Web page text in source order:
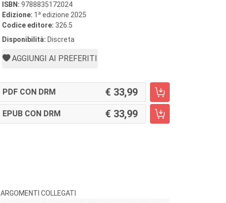
ISBN: 9788835172024
Edizione: 1 a edizione 2025
Codice editore: 326.5
Disponibilità: Discreta
AGGIUNGI AI PREFERITI
PDF CON DRM 33,99
EPUB CON DRM 33,99
ARGOMENTI COLLEGATI